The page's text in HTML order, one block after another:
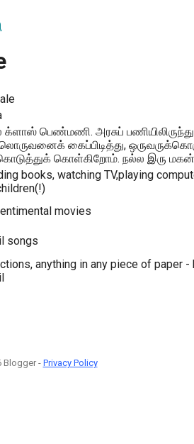
க்ளாஸ் பெண்மணி. அரசுப்
கைப்பிடித்து,
கொள்கிறோம். நல்ல இரு
books, watching TV,playing
movies
songs
anything in any piece of paper -
Blogger - Privacy Policy